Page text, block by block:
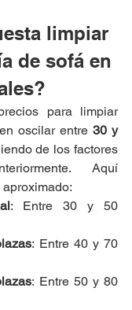
limpiar
de sofá en
para limpiar
oscilar entre 30 y
de los factores
Aquí
: Entre 30 y 50
: Entre 40 y 70
: Entre 50 y 80